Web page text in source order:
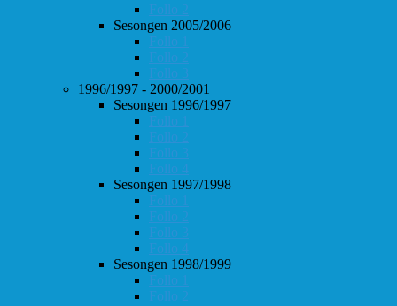
Follo 2
Sesongen 2005/2006
Follo 1
Follo 2
Follo 3
1996/1997 - 2000/2001
Sesongen 1996/1997
Follo 1
Follo 2
Follo 3
Follo 4
Sesongen 1997/1998
Follo 1
Follo 2
Follo 3
Follo 4
Sesongen 1998/1999
Follo 1
Follo 2